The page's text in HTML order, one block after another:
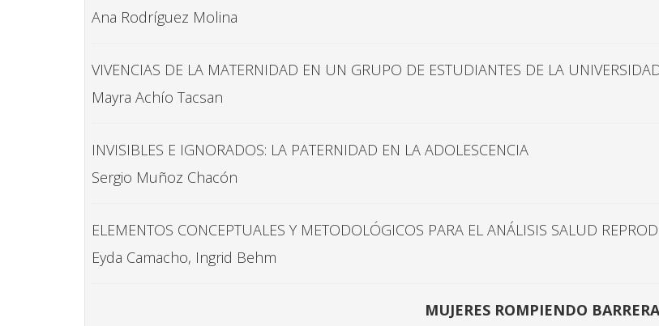
Ana Rodríguez Molina
VIVENCIAS DE LA MATERNIDAD EN UN GRUPO DE ESTUDIANTES DE LA
Mayra Achío Tacsan
INVISIBLES E IGNORADOS: LA PATERNIDAD EN LA ADOLESCENCIA
Sergio Muñoz Chacón
ELEMENTOS CONCEPTUALES Y METODOLÓGICOS PARA EL ANÁLISIS SALUD
Eyda Camacho, Ingrid Behm
MUJERES ROMPIENDO